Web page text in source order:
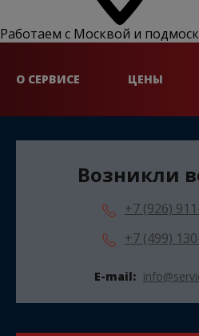
Работаем с Москвой и
О СЕРВИСЕ ЦЕНЫ
Возникли
+7 (926)
+7 (499)
E-mail: